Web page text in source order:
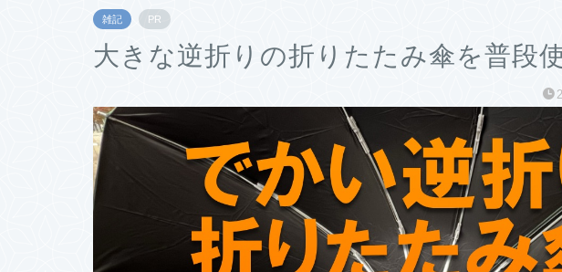
雑記 PR
大きな逆折りの折りたたみ傘を普段